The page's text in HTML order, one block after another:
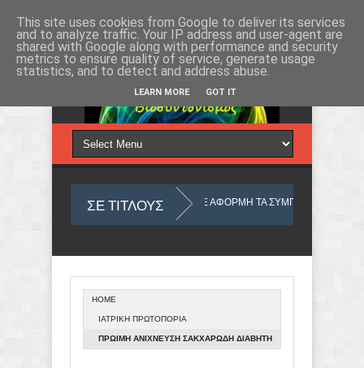
Σάββατο 8, Αυγ 2026
ΣΕ ΤΙΤΛΟΥΣΜΕ ΑΦΟΡΜΗ ΤΑ ΣΥΜΠΤΩΜΑΤΑ
Ο ΥΛΙΚΟΣ ΚΟΣΜΟΣ ΠΟΥ ΖΟΥΜΕ ΑΠΟ ΑΠΟΨΗ ΟΥΣΙΑΣ
HOME
ΙΑΤΡΙΚΗ ΠΡΩΤΟΠΟΡΙΑ
ΠΡΩΙΜΗ ΑΝΙΧΝΕΥΣΗ ΣΑΚΧΑΡΩΔΗ ΔΙΑΒΗΤΗ
This site uses cookies from Google to deliver its services
and to analyze traffic. Your IP address and user-agent are
shared with Google along with performance and security
metrics to ensure quality of service, generate usage
statistics, and to detect and address abuse.
LEARN MORE GOT IT